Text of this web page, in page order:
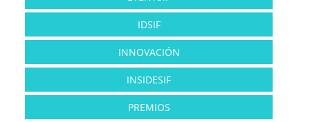
IDSIF
INNOVACIÓN
INSIDESIF
PREMIOS